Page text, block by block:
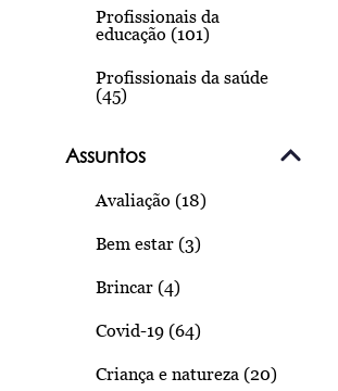
Profissionais da
educação (101)
Profissionais da saúde
(45)
Assuntos
Avaliação (18)
Bem estar (3)
Brincar (4)
Covid-19 (64)
Criança e natureza (20)